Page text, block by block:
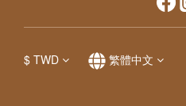
$ TWD 繁體中文